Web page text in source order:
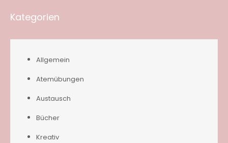
Kategorien
Allgemein
Atemübungen
Austausch
Bücher
Kreativ